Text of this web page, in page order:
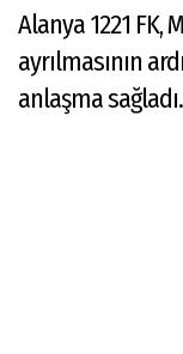
Dergi
Arşivi
Günün
Haberleri
Alanya 1221 FK,
ayrılmasının
anlaşma sağladı.